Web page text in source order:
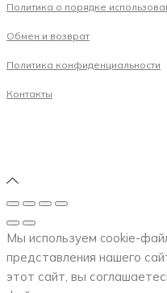
Политика о порядке
Обмен и возврат
Политика конфиденциальности
Контакты
Мы используем cookie-
представления нашего
этот сайт, вы